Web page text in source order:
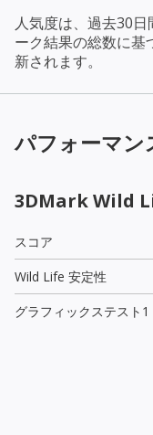
人気度は、過去30
ーク結果の総数に基
新されます。
パフォーマン
3DMark Wild
スコア
Wild Life 安定性
グラフィックステスト1